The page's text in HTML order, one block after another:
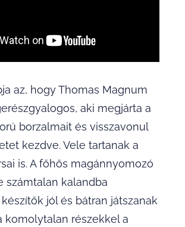
az, hogy Thomas Magnum
aki megjárta a
borzalmait és visszavonul
kezdve. Vele tartanak a
is. A főhős magánnyomozó
számtalan kalandba
jól és bátran játszanak
komolytalan részekkel a